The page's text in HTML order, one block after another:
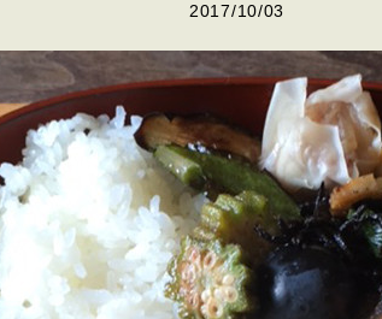
2017/10/03